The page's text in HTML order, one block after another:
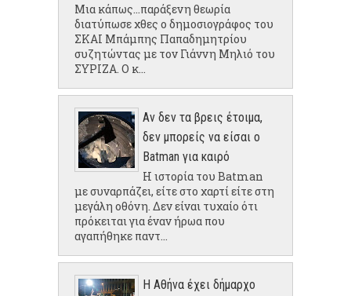
Μια κάπως...παράξενη θεωρία
διατύπωσε χθες ο δημοσιογράφος του
ΣΚΑΙ Μπάμπης Παπαδημητρίου
συζητώντας με τον Γιάννη Μηλιό του
ΣΥΡΙΖΑ. Ο κ...
Αν δεν τα βρεις έτοιμα,
δεν μπορείς να είσαι ο
Batman για καιρό
Η ιστορία του Batman
με συναρπάζει, είτε στο χαρτί είτε στη
μεγάλη οθόνη. Δεν είναι τυχαίο ότι
πρόκειται για έναν ήρωα που
αγαπήθηκε παντ...
Η Αθήνα έχει δήμαρχο